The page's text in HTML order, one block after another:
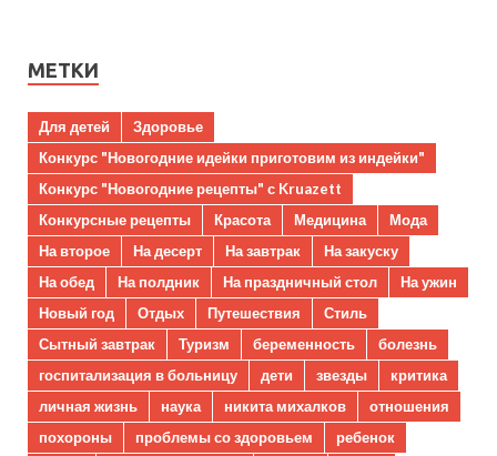
МЕТКИ
Для детей
Здоровье
Конкурс "Новогодние идейки приготовим из индейки"
Конкурс "Новогодние рецепты" с Kruazett
Конкурсные рецепты
Красота Медицина
Мода
На второе
На десерт На завтрак
На закуску
На обед
На полдник На праздничный стол
На ужин
Новый год
Отдых Путешествия
Стиль
Сытный завтрак
Туризм беременность
болезнь
госпитализация в больницу
дети звезды
критика
личная жизнь
наука никита михалков
отношения
похороны
проблемы со здоровьем
ребенок